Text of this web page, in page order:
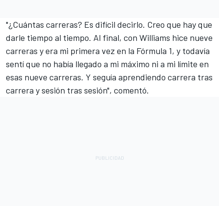
"¿Cuántas carreras? Es difícil decirlo. Creo que hay que
darle tiempo al tiempo. Al final, con Williams hice nueve
carreras y era mi primera vez en la Fórmula 1, y todavía
sentí que no había llegado a mi máximo ni a mi límite en
esas nueve carreras. Y seguía aprendiendo carrera tras
carrera y sesión tras sesión", comentó.